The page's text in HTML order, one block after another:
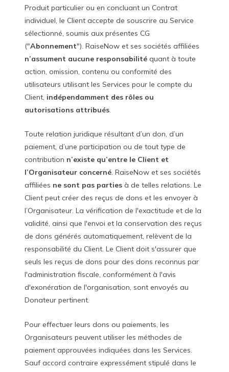
Produit particulier ou en concluant un Contrat
individuel, le Client accepte de souscrire au Service
sélectionné, soumis aux présentes CG
("Abonnement"). RaiseNow et ses sociétés affiliées
n’assument aucune responsabilité quant à toute
action, omission, contenu ou conformité des
utilisateurs utilisant les Services pour le compte du
Client, indépendamment des rôles ou
autorisations attribués.
Toute relation juridique résultant d’un don, d’un
paiement, d’une participation ou de tout type de
contribution n’existe qu’entre le Client et
l’Organisateur concerné. RaiseNow et ses sociétés
affiliées ne sont pas parties à de telles relations. Le
Client peut créer des reçus de dons et les envoyer à
l’Organisateur. La vérification de l'exactitude et de la
validité, ainsi que l'envoi et la conservation des reçus
de dons générés automatiquement, relèvent de la
responsabilité du Client. Le Client doit s'assurer que
seuls les reçus de dons pour des dons reconnus par
l'administration fiscale, conformément à l'avis
d'exonération de l'organisation, sont envoyés au
Donateur pertinent.
Pour effectuer leurs dons ou paiements, les
Organisateurs peuvent utiliser les méthodes de
paiement approuvées indiquées dans les Services.
Sauf accord contraire expressément stipulé dans le